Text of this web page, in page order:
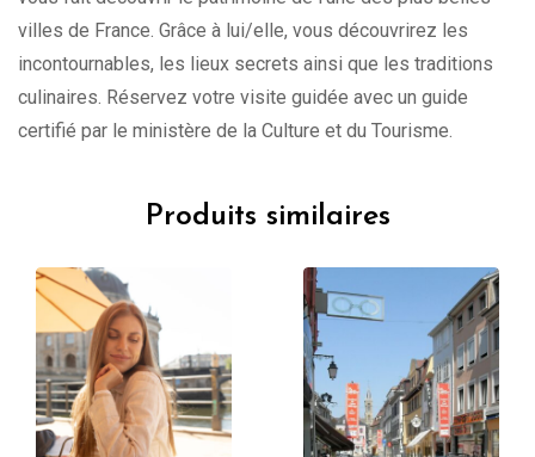
villes de France. Grâce à lui/elle, vous découvrirez les
incontournables, les lieux secrets ainsi que les traditions
culinaires. Réservez votre visite guidée avec un guide
certifié par le ministère de la Culture et du Tourisme.
Produits similaires